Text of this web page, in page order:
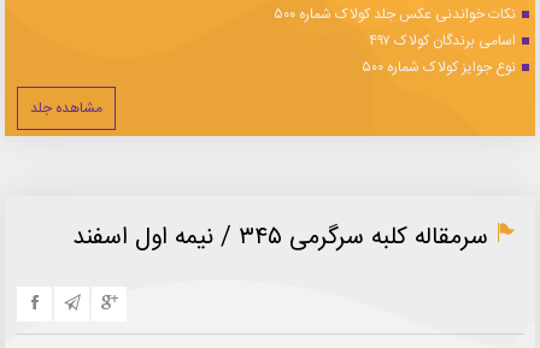
نکات خواندنی عکس جلد کولاک شماره ۵۰۰
اسامی برندگان کولاک ۴۹۷
نوع جوایز کولاک شماره ۵۰۰
مشاهده جلد
سرمقاله كلبه سرگرمی ۳۴۵ / نيمه اول اسفند